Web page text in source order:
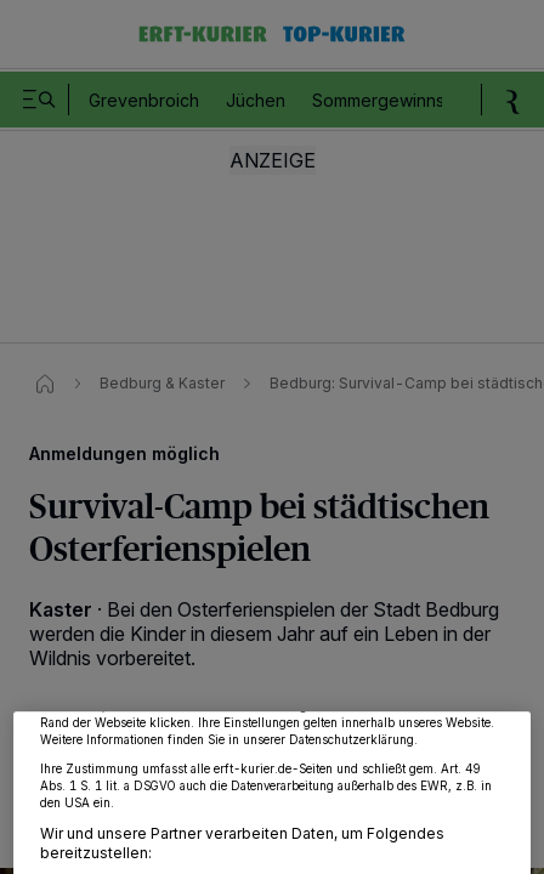
Grevenbroich Jüchen Sommergewinnspiel
Bedburg & Kaster Bedburg: Survival-Camp bei
Anmeldungen möglich
Survival-Camp bei städtischen
Osterferienspielen
Kaster · Bei den Osterferienspielen der Stadt Bedburg
werden die Kinder in diesem Jahr auf ein Leben in der
Wildnis vorbereitet.
20.02.2024 , 12:22 Uhr Eine Minute Lesezeit
wie Browserdaten oder eindeutige Kennungen auf Ihrem Gerät zu. Durch Auswahl
von OK aktivieren Sie Tracking-Technologien für die unter „Wir und unsere
Partner verarbeiten Daten, um Ihnen Dienste bereitzustellen“ aufgeführten
Zwecke. Wenn Tracker deaktiviert sind, sind manche Inhalte und Anzeigen
Rand der Webseite klicken. Ihre Einstellungen gelten innerhalb unseres Website.
Weitere Informationen finden Sie in unserer Datenschutzerklärung.
Ihre Zustimmung umfasst alle erft-kurier.de-Seiten und schließt gem. Art. 49
Abs. 1 S. 1 lit. a DSGVO auch die Datenverarbeitung außerhalb des EWR, z.B. in
den USA ein.
Wir und unsere Partner verarbeiten Daten, um Folgendes
bereitzustellen: